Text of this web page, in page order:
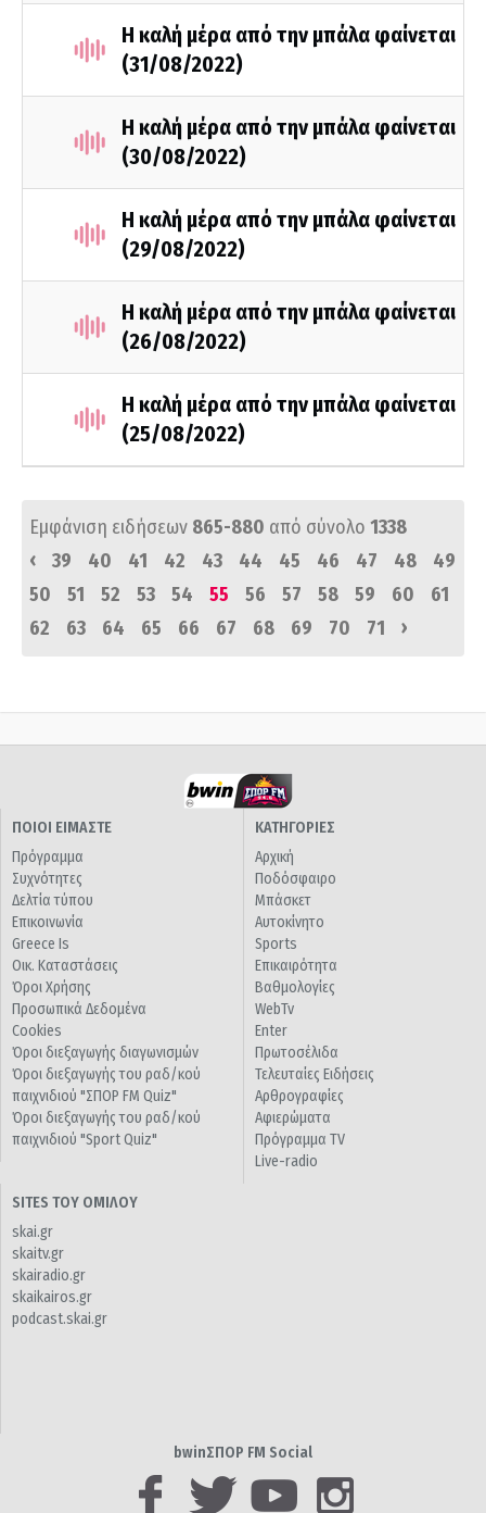
Η καλή μέρα από την μπάλα φαίνεται
(31/08/2022)
Η καλή μέρα από την μπάλα φαίνεται
(30/08/2022)
Η καλή μέρα από την μπάλα φαίνεται
(29/08/2022)
Η καλή μέρα από την μπάλα φαίνεται
(26/08/2022)
Η καλή μέρα από την μπάλα φαίνεται
(25/08/2022)
Εμφάνιση ειδήσεων 865-880 από σύνολο 1338
‹
39 40 41 42 43 44 45 46 47 48
49
50
51 52 53 54 55 56 57 58 59 60
61
62
63 64 65 66 67 68 69 70 71 ›
ΠΟΙΟΙ ΕΙΜΑΣΤΕ
Πρόγραμμα
Συχνότητες
Δελτία τύπου
Επικοινωνία
Greece Is
Οικ. Καταστάσεις
Όροι Χρήσης
Προσωπικά Δεδομένα
Cookies
Όροι διεξαγωγής διαγωνισμών
Όροι διεξαγωγής του ραδ/κού
παιχνιδιού "ΣΠΟΡ FM Quiz"
Όροι διεξαγωγής του ραδ/κού
παιχνιδιού "Sport Quiz"
ΚΑΤΗΓΟΡΙΕΣ
Αρχική
Ποδόσφαιρο
Μπάσκετ
Αυτοκίνητο
Sports
Επικαιρότητα
Βαθμολογίες
WebTv
Enter
Πρωτοσέλιδα
Τελευταίες Ειδήσεις
Αρθρογραφίες
Αφιερώματα
Πρόγραμμα TV
Live-radio
SITES ΤΟΥ ΟΜΙΛΟΥ
skai.gr
skaitv.gr
skairadio.gr
skaikairos.gr
podcast.skai.gr
bwinΣΠΟΡ FM Social